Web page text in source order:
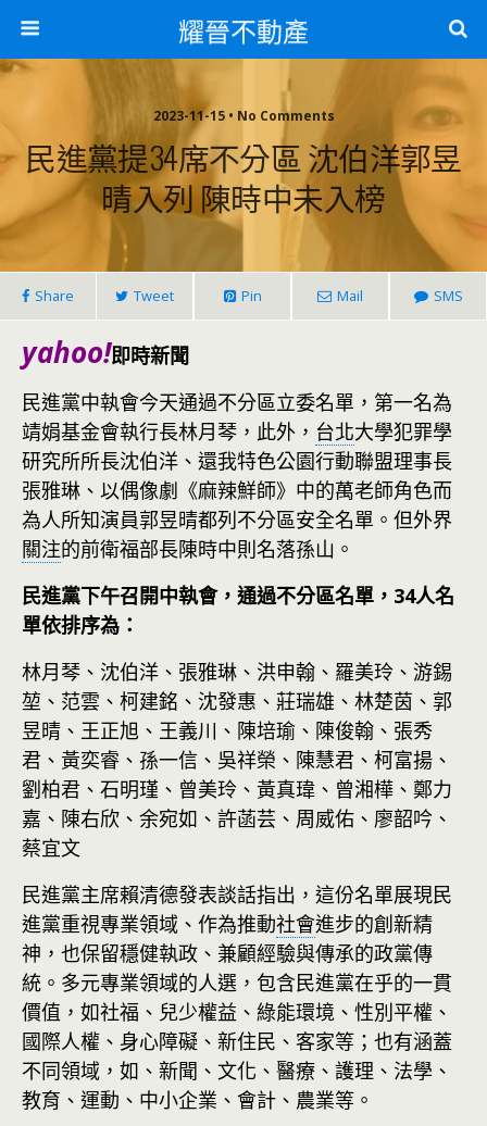
耀晉不動產
2023-11-15 • No Comments
民進黨提34席不分區 沈伯洋郭昱
晴入列 陳時中未入榜
Share Tweet Pin Mail SMS
yahoo!即時新聞
民進黨中執會今天通過不分區立委名單，第一名為
靖娟基金會執行長林月琴，此外， 台北大學犯罪學
研究所所長沈伯洋、還我特色公園行動聯盟理事長
張雅琳、以偶像劇《麻辣鮮師》中的萬老師角色而
為人所知演員郭昱晴都列不分區安全名單。但外界
關注的前衛福部長陳時中則名落孫山。
民進黨下午召開中執會，通過不分區名單，34人名
單依排序為：
林月琴、沈伯洋、張雅琳、洪申翰、羅美玲、游錫
堃、范雲、柯建銘、沈發惠、莊瑞雄、林楚茵、郭
昱晴、王正旭、王義川、陳培瑜、陳俊翰、張秀
君、黃奕睿、孫一信、吳祥榮、陳慧君、柯富揚、
劉柏君、石明瑾、曾美玲、黃真瑋、曾湘樺、鄭力
嘉、陳右欣、余宛如、許菡芸、周威佑、廖韶吟、
蔡宜文
民進黨主席賴清德發表談話指出，這份名單展現民
進黨重視專業領域、作為推動社會進步的創新精
神，也保留穩健執政、兼顧經驗與傳承的政黨傳
統。多元專業領域的人選，包含民進黨在乎的一貫
價值，如社福、兒少權益、綠能環境、性別平權、
國際人權、身心障礙、新住民、客家等；也有涵蓋
不同領域，如、新聞、文化、醫療、護理、法學、
教育、運動、中小企業、會計、農業等。